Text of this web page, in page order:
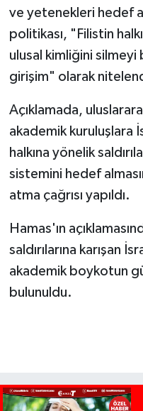
ve yetenekleri hedef
politikası, "Filistin
ulusal kimliğini
girişim" olarak
Açıklamada,
akademik kuruluşlara
halkına yönelik
sistemini hedef
atma çağrısı yapıldı.
Hamas'ın
saldırılarına karışan
akademik boykotun
bulunuldu.